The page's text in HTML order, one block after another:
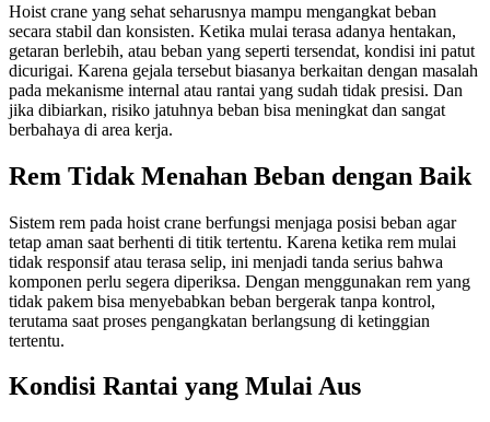
Hoist crane yang sehat seharusnya mampu mengangkat beban
secara stabil dan konsisten. Ketika mulai terasa adanya hentakan,
getaran berlebih, atau beban yang seperti tersendat, kondisi ini patut
dicurigai. Karena gejala tersebut biasanya berkaitan dengan masalah
pada mekanisme internal atau rantai yang sudah tidak presisi. Dan
jika dibiarkan, risiko jatuhnya beban bisa meningkat dan sangat
berbahaya di area kerja.
Rem Tidak Menahan Beban dengan Baik
Sistem rem pada hoist crane berfungsi menjaga posisi beban agar
tetap aman saat berhenti di titik tertentu. Karena ketika rem mulai
tidak responsif atau terasa selip, ini menjadi tanda serius bahwa
komponen perlu segera diperiksa. Dengan menggunakan rem yang
tidak pakem bisa menyebabkan beban bergerak tanpa kontrol,
terutama saat proses pengangkatan berlangsung di ketinggian
tertentu.
Kondisi Rantai yang Mulai Aus